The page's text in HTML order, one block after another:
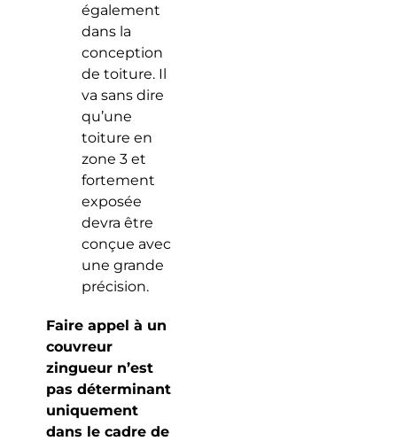
également
dans la
conception
de toiture. Il
va sans dire
qu’une
toiture en
zone 3 et
fortement
exposée
devra être
conçue avec
une grande
précision.
Faire appel à un
couvreur
zingueur n’est
pas déterminant
uniquement
dans le cadre de